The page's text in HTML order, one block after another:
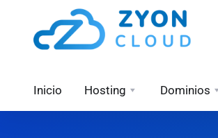
Inicio Hosting Dominios